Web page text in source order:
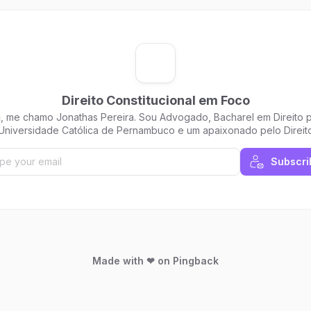
Direito Constitucional em Foco
me chamo Jonathas Pereira. Sou Advogado, Bacharel em Direito
Católica de Pernambuco e um apaixonado pelo
Made with ❤ on Pingback